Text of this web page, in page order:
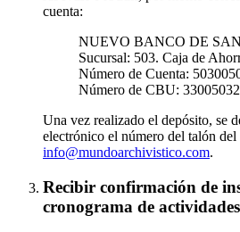
cuenta:
NUEVO BANCO DE
Sucursal: 503. Caja de
Número de Cuenta:
Número de CBU:
Una vez realizado el depósito, se
electrónico el número del talón
info@mundoarchivistico.com.
Recibir confirmación de
cronograma de